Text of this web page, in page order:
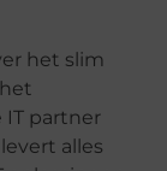
het slim
IT partner
alles